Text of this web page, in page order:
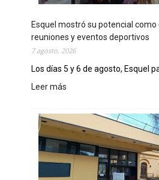
Esquel mostró su potencial como
reuniones y eventos deportivos
7 agosto, 2026
Los días 5 y 6 de agosto, Esquel
Leer más
s
q
u
e
l
m